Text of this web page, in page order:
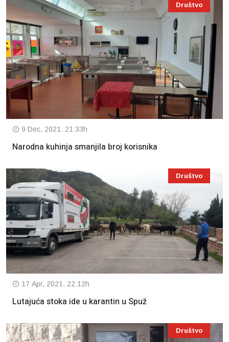
Društvo
9 Dec, 2021. 21:33h
Narodna kuhinja smanjila broj korisnika
Društvo
17 Apr, 2021. 22:12h
Lutajuća stoka ide u karantin u Spuž
Društvo